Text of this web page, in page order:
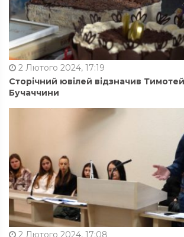
2 Лютого 2024, 17:19
Сторічний ювілей відзначив
Бучаччини